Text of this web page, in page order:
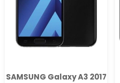
SAMSUNG Galaxy A3 2017